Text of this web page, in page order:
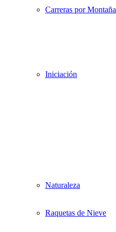
Carreras por Montaña
Iniciación
Naturaleza
Raquetas de Nieve